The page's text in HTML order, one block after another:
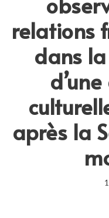
relations
dans
après la